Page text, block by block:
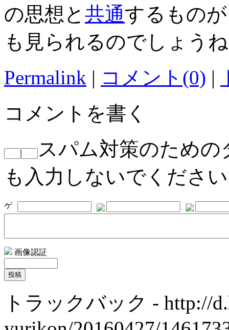
の思想と 共通するもの
も見られるのでしょう
Permalink | コメント(0) |
コメントを書く
スパム対策のため
も入力しないでください
画像認証
トラックバック - http://